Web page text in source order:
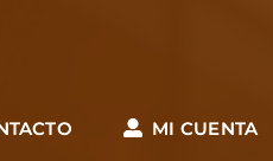
MI CUENTA